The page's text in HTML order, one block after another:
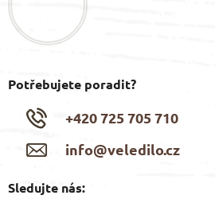
Potřebujete poradit?
+420 725 705 710
info@veledilo.cz
Sledujte nás: